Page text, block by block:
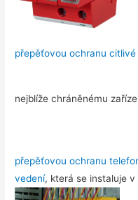
přepěťovou ochranu citlivé
nejblíže chráněnému
přepěťovou ochranu
vedení, která se instaluje